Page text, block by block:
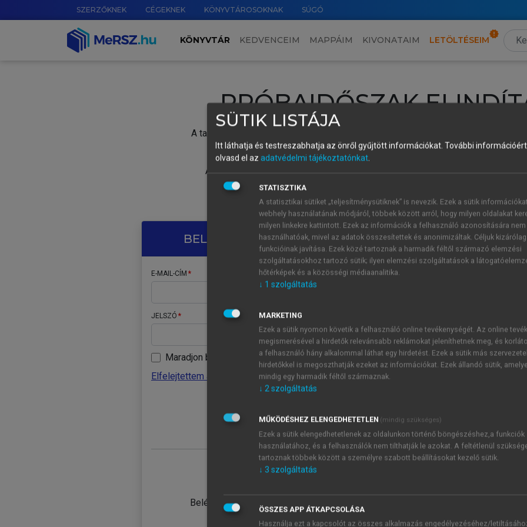
SZERZŐKNEK CÉGEKNEK KÖNYVTÁROSOKNAK SÚGÓ
KÖNYVTÁR KEDVENCEIM MAPPÁIM KIVONATAIM LETÖLTÉSEIM
PRÓBAIDŐSZAK
A tartalom megtekintéséhez lépj be a saját fiókoddal, iskolai azonosítóddal vagy
Új felhasználóként1 óra díjmentes hozzáférésrevagy
A próbaidőszak elindításához,
vagy hozz
A regisztráció után a
BELÉPÉS SAJÁT FIÓKKAL
E-MAIL-CÍM
JELSZÓ
Maradjon belépve
Elfelejtettem a jelszavamat
Belépés intézményi azonosítóval
ÚJ FIÓK
1 óra
JELSZÓ
Kérek értesítést a MeRSZ
Kérek értesítést az
SÜTIK LISTÁJA
Itt láthatja és testreszabhatja az önről gyűjtött információkat. További
olvasd el az adatvédelmi tájékoztatónkat.
STATISZTIKA
A statisztikai sütiket „teljesítménysütiknek” is nevezik. Ezek a sütik
webhely használatának módjáról, többek között arról, hogy milyen oldalakat
milyen linkekre kattintott. Ezek az információk a felhasználó azonosítására nem
használhatóak, mivel az adatok összesítettek és anonimizáltak. Céljuk
funkcióinak javítása. Ezek közé tartoznak a harmadik féltől származó elemzési
szolgáltatásokhoz tartozó sütik; ilyen elemzési szolgáltatások a
hőtérképek és a közösségi médiaanalitika.
↓ 1 szolgáltatás
MARKETING
Ezek a sütik nyomon követik a felhasználó online tevékenységét. Az online
megismerésével a hirdetők relevánsabb reklámokat jeleníthetnek meg, és
a felhasználó hány alkalommal láthat egy hirdetést. Ezek a sütik más
hirdetőkkel is megoszthatják ezeket az információkat. Ezek állandó sütik,
mindig egy harmadik féltől származnak.
↓ 2szolgáltatás
MŰKÖDÉSHEZ ELENGEDHETETLEN (mindig szükséges)
Ezek a sütik elengedhetetlenek az oldalunkon történő böngészéshez,a funkciók
használatához, és a felhasználók nem tilthatják le azokat. A feltétlenül
tartoznak többek között a személyre szabott beállításokat kezelő sütik.
↓ 3 szolgáltatás
ÖSSZES APP ÁTKAPCSOLÁSA
Használja ezt a kapcsolót az összes alkalmazás engedélyezéséhez/